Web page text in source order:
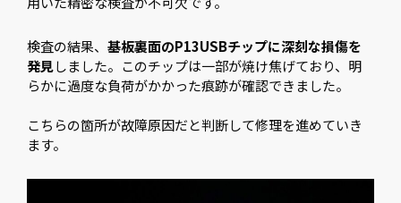
検査の結果、 基板裏面のP13USBチップに深刻な損傷を
発見しました。このチップは一部が焼け焦げており、明
らかに過度な負荷がかかった痕跡が確認できました。
こちらの箇所が故障原因だと判断して修理を進めていき
ます。